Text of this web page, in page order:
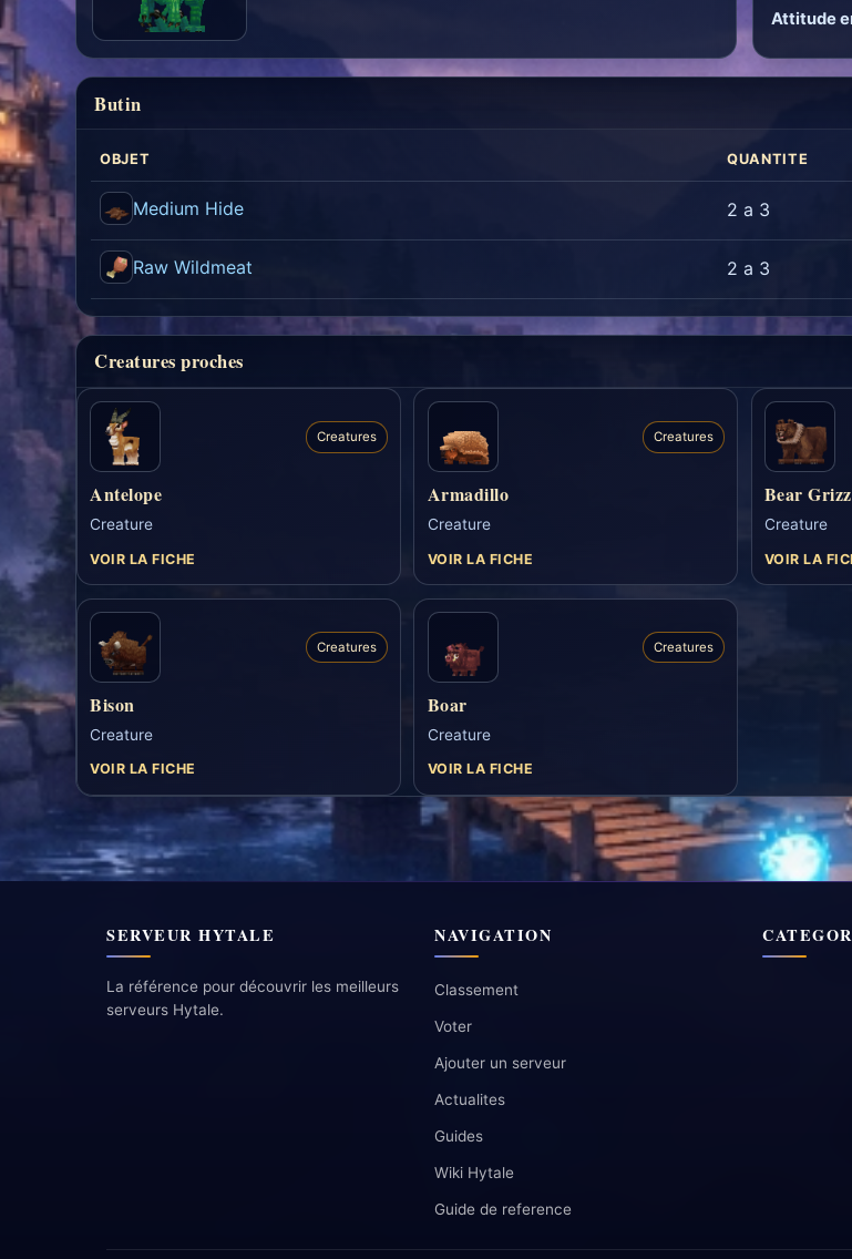
Attitude
Butin
OBJET QUANTITE
Medium Hide 2 a 3
Raw Wildmeat 2 a 3
Creatures proches
Creatures
Antelope
Creature
VOIR LA FICHE
Creatures
Armadillo
Creature
VOIR LA FICHE
Bear
Creature
VOIR LA
Creatures
Bison
Creature
VOIR LA FICHE
Creatures
Boar
Creature
VOIR LA FICHE
SERVEUR HYTALE
La référence pour découvrir les meilleurs
serveurs Hytale.
NAVIGATION
Classement
Voter
Ajouter un serveur
Actualites
Guides
Wiki Hytale
Guide de reference